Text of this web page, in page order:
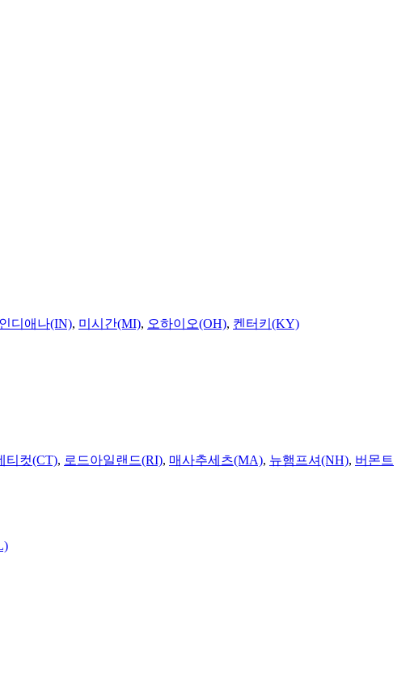
인디애나(IN), 미시간(MI), 오하이오(OH), 켄터키(KY)
티컷(CT), 로드아일랜드(RI), 매사추세츠(MA), 뉴햄프셔(NH), 버몬트